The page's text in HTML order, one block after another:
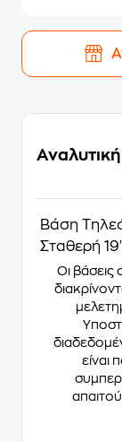
Βάση
Σταθερή
Οι
είναι